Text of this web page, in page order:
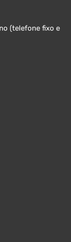
(telefone fixo e